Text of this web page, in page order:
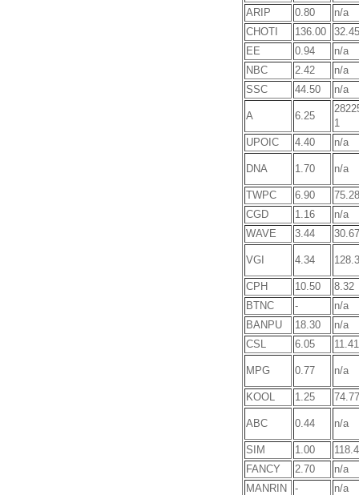
ARIP
0.80
n/a
CHOTI
136.00
32.45
EE
0.94
n/a
NBC
2.42
n/a
SSC
44.50 n/a
A 6.25
1
UPOIC
4.40 n/a
DNA 1.70 n/a
TWPC 6.90
75.28
CGD
1.16
n/a
WAVE
3.44 30.67
VGI 4.34
CPH 10.50
8.32
BTNC
-
n/a
BANPU
18.30
n/a
CSL
6.05 11.41
MPG 0.77 n/a
KOOL 1.25 74.77
ABC 0.44 n/a
SIM 1.00
FANCY
2.70
n/a
MANRIN
-
n/a